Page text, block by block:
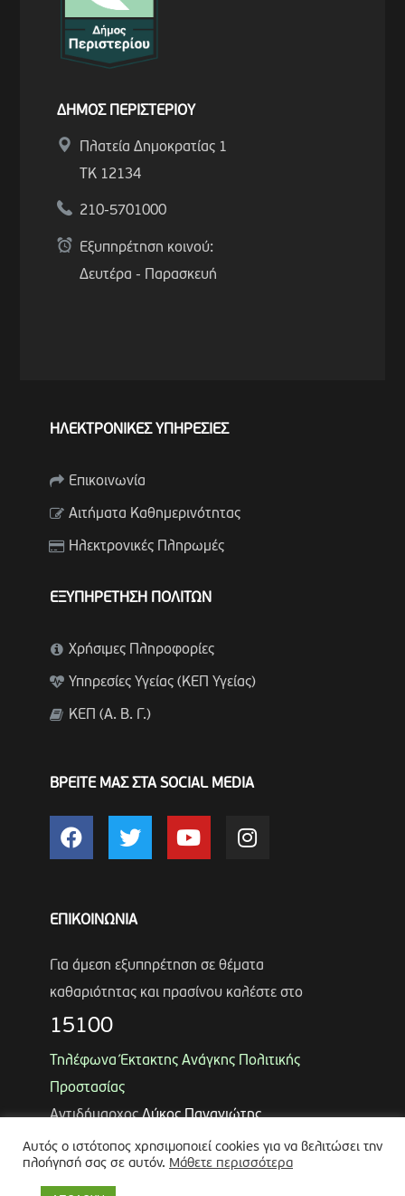
ΔΗΜΟΣ ΠΕΡΙΣΤΕΡΙΟΥ
Πλατεία Δημοκρατίας 1
ΤΚ 12134
210-5701000
Εξυπηρέτηση κοινού:
Δευτέρα - Παρασκευή
ΗΛΕΚΤΡΟΝΙΚΕΣ ΥΠΗΡΕΣΙΕΣ
Επικοινωνία
Αιτήματα Καθημερινότητας
Ηλεκτρονικές Πληρωμές
ΕΞΥΠΗΡΕΤΗΣΗ ΠΟΛΙΤΩΝ
Χρήσιμες Πληροφορίες
Υπηρεσίες Υγείας (ΚΕΠ Υγείας)
ΚΕΠ (Α. Β. Γ.)
ΒΡΕΙΤΕ ΜΑΣ ΣΤΑ SOCIAL MEDIA
ΕΠΙΚΟΙΝΩΝΙΑ
Για άμεση εξυπηρέτηση σε θέματα
καθαριότητας και πρασίνου καλέστε στο
15100
Τηλέφωνα Έκτακτης Ανάγκης Πολιτικής
Προστασίας
ΑντιδήμαρχοςΛύκος Παναγιώτης
Θωμάς Ρουμπάκος(κιν. 6947966451)
Αυτός ο ιστότοπος χρησιμοποιεί cookies για να βελιτώσει την
πλοήγησή σας σε αυτόν. Μάθετε περισσότερα